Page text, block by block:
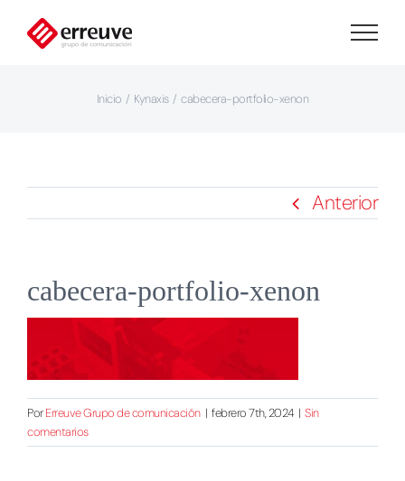
Saltar
Inicio Kynaxis cabecera-portfolio-xenon
Anterior
cabecera-portfolio-xenon
PorErreuve Grupo de comunicación | febrero 7th, 2024 | Sin
comentarios